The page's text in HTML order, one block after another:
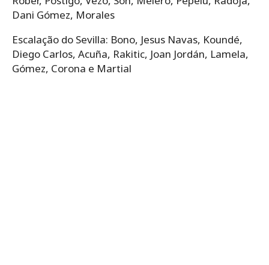
Dani Gómez, Morales
Escalação do Sevilla: Bono, Jesus Navas, Koundé,
Diego Carlos, Acuña, Rakitic, Joan Jordán, Lamela,
Gómez, Corona e Martial